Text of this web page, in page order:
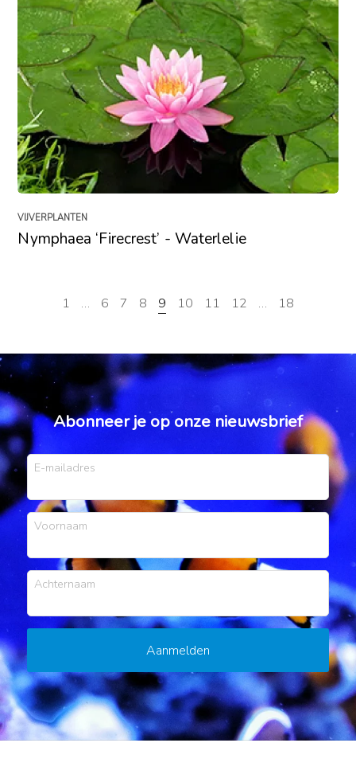
VIJVERPLANTEN
Nymphaea ‘Firecrest’ - Waterlelie
1 … 6 7 8 9 10 11 12 … 18
Abonneer je op onze nieuwsbrief
E-mailadres
Voornaam
Achternaam